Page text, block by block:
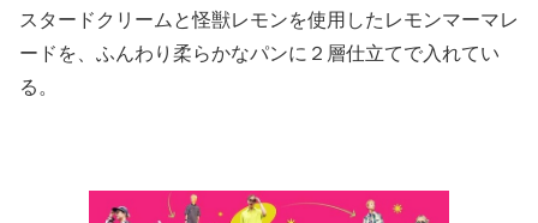
スタードクリームと怪獣レモンを使用したレモンマーマレ
ードを、ふんわり柔らかなパンに２層仕立てで入れてい
る。